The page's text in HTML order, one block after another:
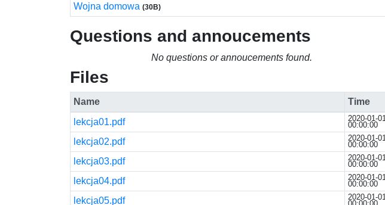
Wojna domowa (30B)
Questions and annoucements
No questions or annoucements found.
Files
Name
Time
lekcja01.pdf
2020-01-01
00:00:00
lekcja02.pdf 2020-01-01
00:00:00
lekcja03.pdf 2020-01-01
00:00:00
lekcja04.pdf 2020-01-01
00:00:00
lekcja05.pdf 2020-01-01